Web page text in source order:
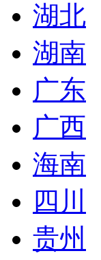
湖北
湖南
广东
广西
海南
四川
贵州